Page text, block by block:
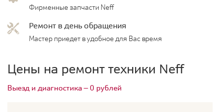
Фирменные запчасти Neff
Ремонт в день обращения
Мастер приедет в удобное для Вас время
Цены на ремонт техники Neff
Выезд и диагностика — 0 рублей